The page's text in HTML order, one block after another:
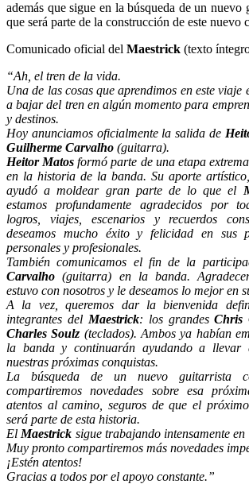
además que sigue en la búsqueda de un nuevo
que será parte de la construcción de este nuevo
Comunicado oficial del Maestrick (texto
“Ah, el tren de la vida.
Una de las cosas que aprendimos en este viaje
a bajar del tren en algún momento para
y destinos.
Hoy anunciamos oficialmente la salida de
Guilherme Carvalho (guitarra).
Heitor Matos formó parte de una etapa
en la historia de la banda. Su aporte
ayudó a moldear gran parte de lo que el
estamos profundamente agradecidos por
logros, viajes, escenarios y recuerdos
deseamos mucho éxito y felicidad en sus
personales y profesionales.
También comunicamos el fin de la
Carvalho (guitarra) en la banda.
estuvo con nosotros y le deseamos lo mejor en
A la vez, queremos dar la bienvenida
integrantes del Maestrick: los grandesChris
Charles Soulz (teclados). Ambos ya habían
la banda y continuarán ayudando a llevar
nuestras próximas conquistas.
La búsqueda de un nuevo guitarrista
compartiremos novedades sobre esa
atentos al camino, seguros de que el
será parte de esta historia.
El Maestrick sigue trabajando intensamente en
Muy pronto compartiremos más novedades
¡Estén atentos!
Gracias a todos por el apoyo constante.”